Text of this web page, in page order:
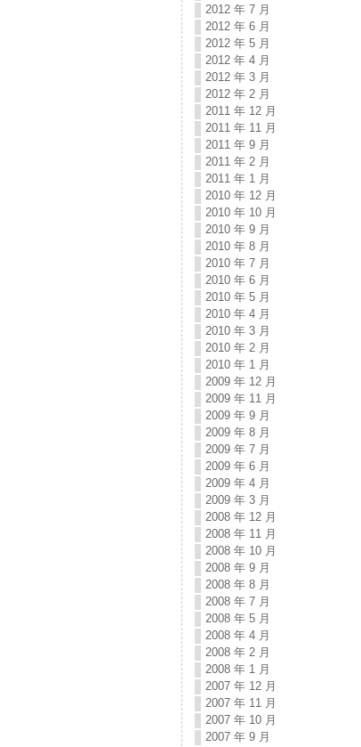
2012 年 7 月
2012 年 6 月
2012 年 5 月
2012 年 4 月
2012 年 3 月
2012 年 2 月
2011 年 12 月
2011 年 11 月
2011 年 9 月
2011 年 2 月
2011 年 1 月
2010 年 12 月
2010 年 10 月
2010 年 9 月
2010 年 8 月
2010 年 7 月
2010 年 6 月
2010 年 5 月
2010 年 4 月
2010 年 3 月
2010 年 2 月
2010 年 1 月
2009 年 12 月
2009 年 11 月
2009 年 9 月
2009 年 8 月
2009 年 7 月
2009 年 6 月
2009 年 4 月
2009 年 3 月
2008 年 12 月
2008 年 11 月
2008 年 10 月
2008 年 9 月
2008 年 8 月
2008 年 7 月
2008 年 5 月
2008 年 4 月
2008 年 2 月
2008 年 1 月
2007 年 12 月
2007 年 11 月
2007 年 10 月
2007 年 9 月